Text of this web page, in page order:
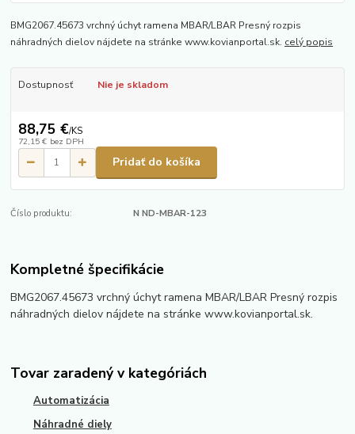
BMG2067.45673 vrchný úchyt ramena MBAR/LBAR Presný rozpis
náhradných dielov nájdete na stránke www.kovianportal.sk. celý popis
Dostupnosť Nie je skladom
88,75 €/KS
72,15 € bez DPH
Pridať do košíka
Číslo produktu: N ND-MBAR-123
Kompletné špecifikácie
BMG2067.45673 vrchný úchyt ramena MBAR/LBAR Presný rozpis
náhradných dielov nájdete na stránke www.kovianportal.sk.
Tovar zaradený v kategóriách
Automatizácia
Náhradné diely